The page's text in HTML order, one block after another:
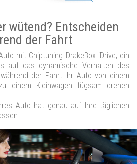
wütend? Entscheiden
der Fahrt
mit Chiptuning DrakeBox iDrive, ein
auf das dynamische Verhalten des
der Fahrt Ihr Auto von einem
einem Kleinwagen fügsam drehen
Auto hat genau auf Ihre täglichen